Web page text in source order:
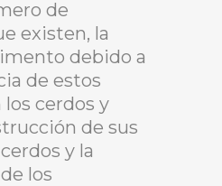
de
existen, la
debido a
de estos
cerdos y
de sus
y la
los